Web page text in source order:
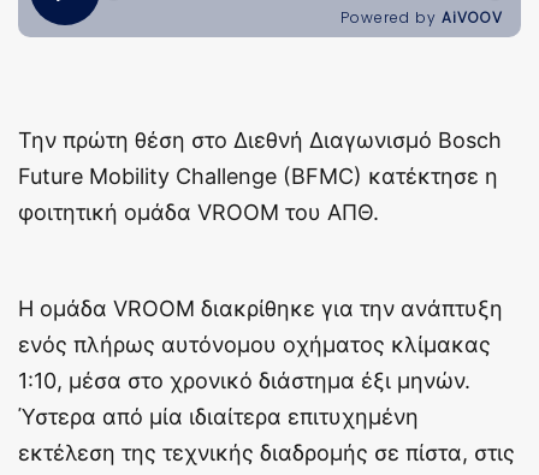
Την πρώτη θέση στο Διεθνή Διαγωνισμό Bosch
Future Mobility Challenge (BFMC) κατέκτησε η
φοιτητική ομάδα VROOM του ΑΠΘ.
Η ομάδα VROOM διακρίθηκε για την ανάπτυξη
ενός πλήρως αυτόνομου οχήματος κλίμακας
1:10, μέσα στο χρονικό διάστημα έξι μηνών.
Ύστερα από μία ιδιαίτερα επιτυχημένη
εκτέλεση της τεχνικής διαδρομής σε πίστα, στις